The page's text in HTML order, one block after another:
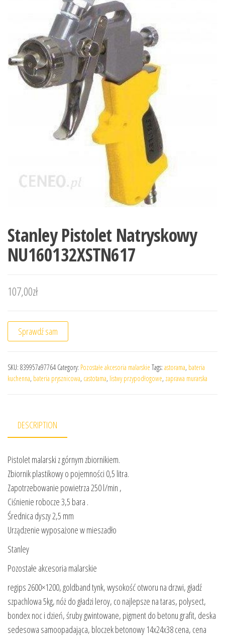
Stanley Pistolet Natryskowy
NU160132XSTN617
107,00zł
Sprawdź sam
SKU: 839957a97764 Category: Pozostałe akcesoria malarskie Tags: astorama, bateria
kuchenna, bateria prysznicowa, castotama, listwy przypodłogowe, zaprawa murarska
DESCRIPTION
Pistolet malarski z górnym zbiornikiem.
Zbiornik plastikowy o pojemności 0,5 litra.
Zapotrzebowanie powietrza 250 l/min ,
Ciśnienie robocze 3,5 bara .
Średnica dyszy 2,5 mm
Urządzenie wyposażone w mieszadło
Stanley
Pozostałe akcesoria malarskie
regips 2600×1200, goldband tynk, wysokość otworu na drzwi, gładź
szpachlowa 5kg, nóż do gładzi leroy, co najlepsze na taras, polysect,
bondex noc i dzień, śruby gwintowane, pigment do betonu grafit, deska
sedesowa samoopadająca, bloczek betonowy 14x24x38 cena, cena